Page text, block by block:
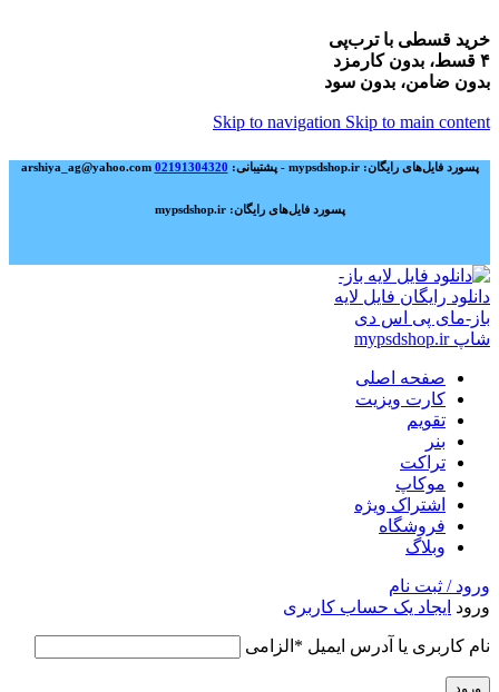
خرید قسطی با ترب‌پی
۴ قسط، بدون کارمزد
بدون ضامن، بدون سود
Skip to navigation Skip to main content
پسورد فایل‌های رایگان: mypsdshop.ir - پشتیبانی: arshiya_ag@yahoo.com 02191304320
پسورد فایل‌های رایگان: mypsdshop.ir
صفحه اصلی
کارت ویزیت
تقویم
بنر
تراکت
موکاپ
اشتراک ویژه
فروشگاه
وبلاگ
ورود / ثبت نام
ورود ایجاد یک حساب کاربری
نام کاربری یا آدرس ایمیل * الزامی
ورود